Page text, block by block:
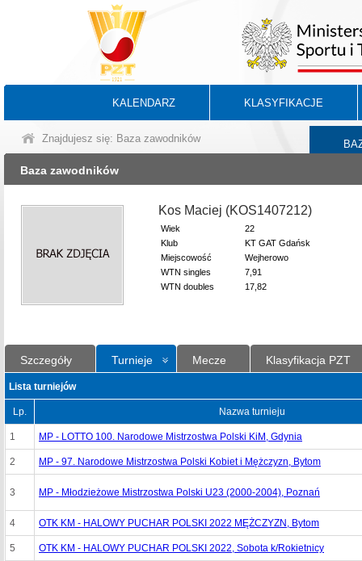
KALENDARZ KLASYFIKACJE
Znajdujesz się: Baza zawodników
Baza zawodników
Kos Maciej (KOS1407212)
Wiek
22
Klub
KT GAT Gdańsk
Miejscowość
Wejherowo
WTN singles
7,91
WTN doubles
17,82
Szczegóły Turnieje Mecze Klasyfikacja PZT
Lista turniejów
Lp. Nazwa turnieju
1 MP - LOTTO 100. Narodowe Mistrzostwa Polski KiM, Gdynia
2 MP - 97. Narodowe Mistrzostwa Polski Kobiet i Mężczyzn, Bytom
3 MP - Młodzieżowe Mistrzostwa Polski U23 (2000-2004), Poznań
4 OTK KM - HALOWY PUCHAR POLSKI 2022 MĘŻCZYZN, Bytom
5 OTK KM - HALOWY PUCHAR POLSKI 2022, Sobota k/Rokietnicy